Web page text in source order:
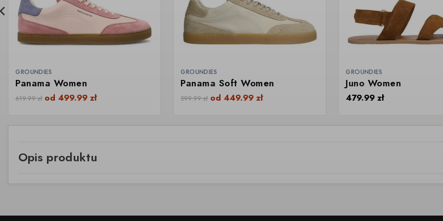
GROUNDIES
Panama Women
619.99zł od 499.99zł
GROUNDIES
Panama Soft Women
599.99zł od 449.99zł
GROUNDIES
Juno Women
479.99zł
Opis produktu